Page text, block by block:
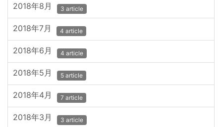
2018年8月 3 article
2018年7月 4 article
2018年6月 4 article
2018年5月 5 article
2018年4月 7 article
2018年3月 3 article